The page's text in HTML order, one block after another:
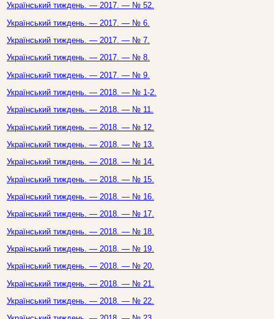
Український тиждень. — 2017. — № 52.
Український тиждень. — 2017. — № 6.
Український тиждень. — 2017. — № 7.
Український тиждень. — 2017. — № 8.
Український тиждень. — 2017. — № 9.
Український тиждень. — 2018. — № 1-2.
Український тиждень. — 2018. — № 11.
Український тиждень. — 2018. — № 12.
Український тиждень. — 2018. — № 13.
Український тиждень. — 2018. — № 14.
Український тиждень. — 2018. — № 15.
Український тиждень. — 2018. — № 16.
Український тиждень. — 2018. — № 17.
Український тиждень. — 2018. — № 18.
Український тиждень. — 2018. — № 19.
Український тиждень. — 2018. — № 20.
Український тиждень. — 2018. — № 21.
Український тиждень. — 2018. — № 22.